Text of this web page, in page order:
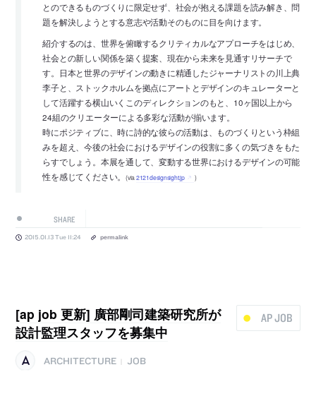
とのできるものづくりに限定せず、社会が抱える課題を読み解き、問
題を解決しようとする意志や活動そのものに目を向けます。
紹介するのは、世界を俯瞰するクリティカルなアプローチをはじめ、
社会との新しい関係を築く提案、現在から未来を見通すリサーチで
す。日本と世界のデザインの動きに精通したジャーナリストの川上典
李子と、ストックホルムを拠点にアートとデザインのキュレーターと
して活躍する横山いくこのディレクションのもと、10ヶ国以上から
24組のクリエーターによる多彩な活動が揃います。
時にポジティブに、時に詩的な彼らの活動は、ものづくりという枠組
みを超え、今後の社会におけるデザインの役割に多くの気づきをもた
らすでしょう。本展を通して、変動する世界におけるデザインの可能
性を感じてください。(via 2121designsight.jp )
SHARE
2015.01.13 Tue 11:24 permalink
AP JOB
[ap job 更新] 廣部剛司建築研究所が
設計監理スタッフを募集中
ARCHITECTURE JOB